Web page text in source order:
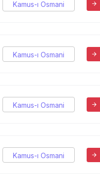
Kamus-ı Osmani
Kamus-ı Osmani
Kamus-ı Osmani
Kamus-ı Osmani